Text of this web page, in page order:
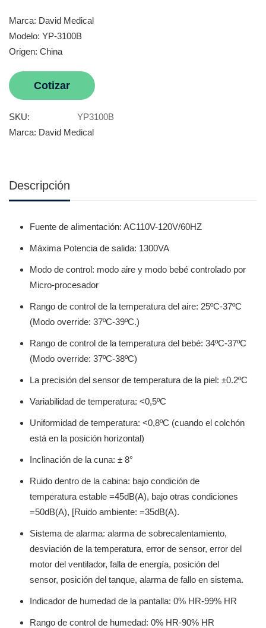
Marca: David Medical
Modelo: YP-3100B
Origen: China
Cotizar
SKU:
YP3100B
Marca: David Medical
Descripción
Fuente de alimentación: AC110V-120V/60HZ
Máxima Potencia de salida: 1300VA
Modo de control: modo aire y modo bebé controlado por
Micro-procesador
Rango de control de la temperatura del aire: 25ºC-37ºC
(Modo override: 37ºC-39ºC.)
Rango de control de la temperatura del bebé: 34ºC-37ºC
(Modo override: 37ºC-38ºC)
La precisión del sensor de temperatura de la piel: ±0.2ºC
Variabilidad de temperatura: <0,5ºC
Uniformidad de temperatura: <0,8ºC (cuando el colchón
está en la posición horizontal)
Inclinación de la cuna: ± 8°
Ruido dentro de la cabina: bajo condición de
temperatura estable =45dB(A), bajo otras condiciones
=50dB(A), [Ruido ambiente: =35dB(A).
Sistema de alarma: alarma de sobrecalentamiento,
desviación de la temperatura, error de sensor, error del
motor del ventilador, falla de energía, posición del
sensor, posición del tanque, alarma de fallo en sistema.
Indicador de humedad de la pantalla: 0% HR-99% HR
Rango de control de humedad: 0% HR-90% HR